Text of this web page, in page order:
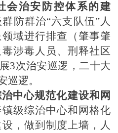
会治安防控体系的建
防群治“六支队伍”人
域进行排查（肇事肇
涉毒人员、刑释社区
3次治安巡逻，二十大
巡逻。
治中心规范化建设和网
级综治中心和网格化
，做到制度上墙，人